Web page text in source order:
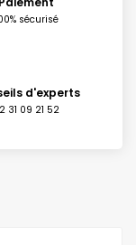
sécurisé
d'experts
31 09 21 52